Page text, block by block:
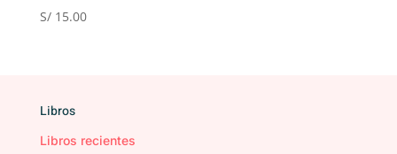
S/15.00
Libros
Libros recientes